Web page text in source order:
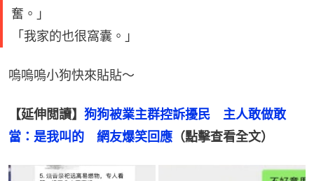
奮。」
「我家的也很窩囊。」
嗚嗚嗚小狗快來貼貼～
【延伸閲讀】 狗狗被業主群控訴擾民　主人敢做敢
當：是我叫的　網友爆笑回應 （點擊查看全文）